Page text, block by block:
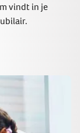
vindt in je